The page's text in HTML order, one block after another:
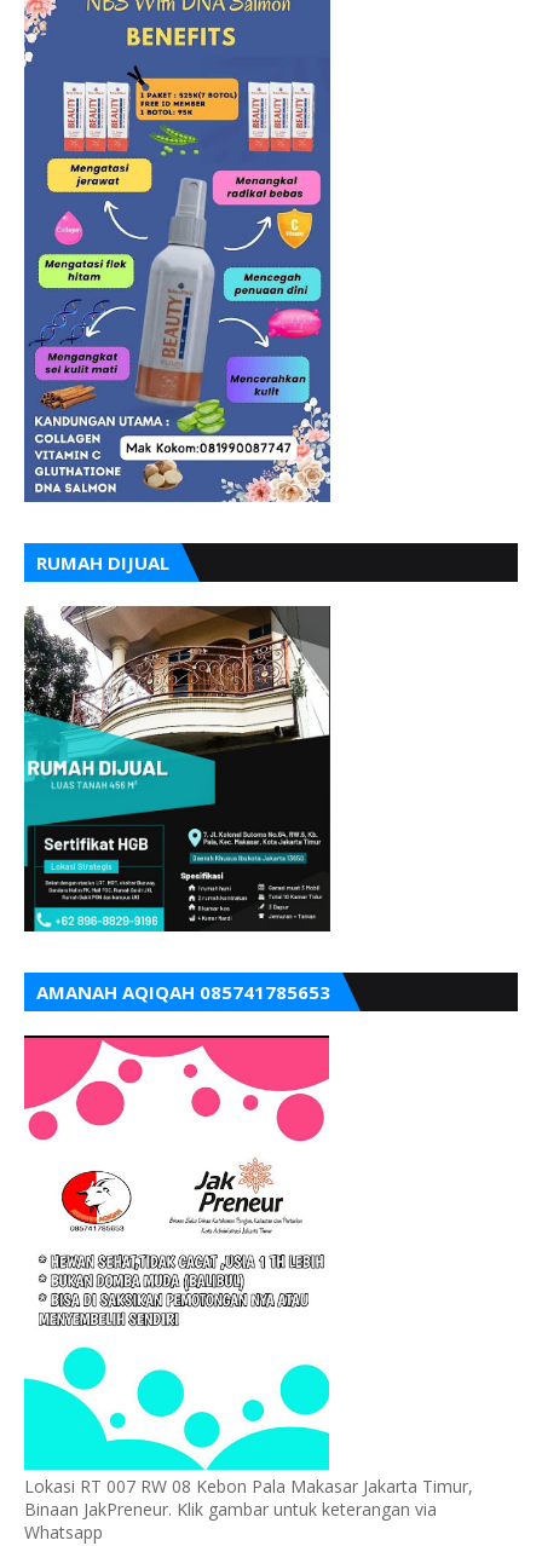
RUMAH DIJUAL
AMANAH AQIQAH 085741785653
Lokasi RT 007 RW 08 Kebon Pala Makasar Jakarta Timur,
Binaan JakPreneur. Klik gambar untuk keterangan via
Whatsapp